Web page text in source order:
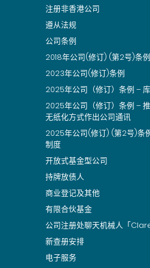
注册非香港公司
遵从法规
公司条例
2018年公司(修订) (第2号)条例
2023年公司(修订)条例
2025年公司（修订）条例 –
2025年公司（修订）条例 –
无纸化方式作出公司通讯
2025年公司(修订) (第2号)条
制度
开放式基金型公司
持牌放债人
商业登记及其他
有限合伙基金
公司注册处聊天机械人「Clare
新查册安排
电子服务